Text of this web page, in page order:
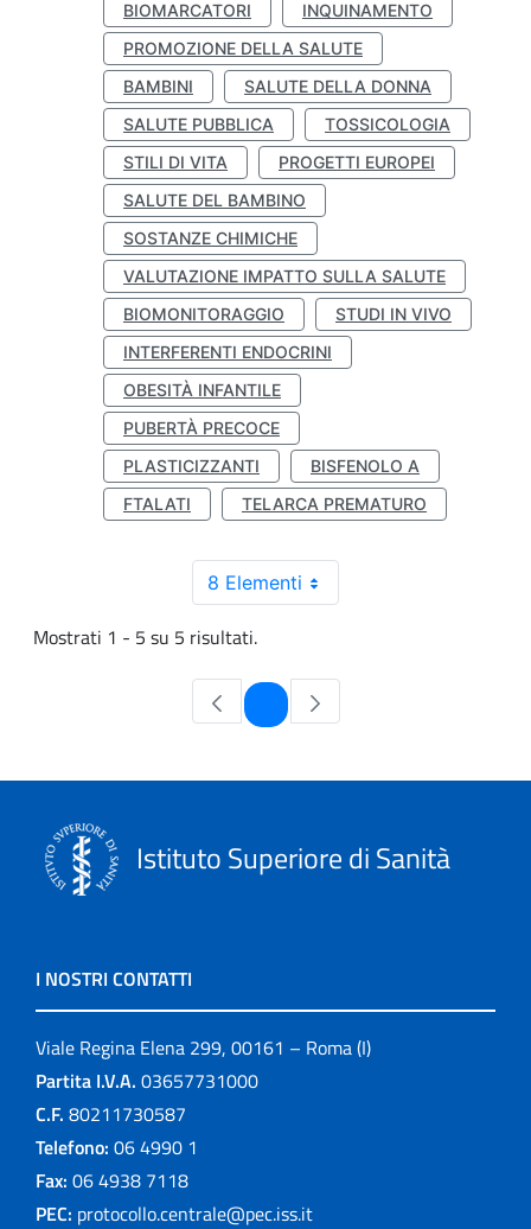
BIOMARCATORI
INQUINAMENTO
PROMOZIONE DELLA SALUTE
BAMBINI
SALUTE DELLA DONNA
SALUTE PUBBLICA
TOSSICOLOGIA
STILI DI VITA
PROGETTI EUROPEI
SALUTE DEL BAMBINO
SOSTANZE CHIMICHE
VALUTAZIONE IMPATTO SULLA SALUTE
BIOMONITORAGGIO
STUDI IN VIVO
INTERFERENTI ENDOCRINI
OBESITÀ INFANTILE
PUBERTÀ PRECOCE
PLASTICIZZANTI
BISFENOLO A
FTALATI
TELARCA PREMATURO
8 Elementi
Mostrati 1 - 5 su 5 risultati.
Pagina
Istituto Superiore di Sanità
I NOSTRI CONTATTI
Viale Regina Elena 299, 00161 – Roma (I)
Partita I.V.A. 03657731000
C.F. 80211730587
Telefono: 06 4990 1
Fax: 06 4938 7118
PEC: protocollo.centrale@pec.iss.it